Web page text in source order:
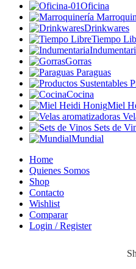
Oficina
Drinkwares
Tiempo
Gorras
Paraguas
Cocina
Miel
Sets de
Mundial
Home
Quienes Somos
Shop
Contacto
Wishlist
Comparar
Login / Register